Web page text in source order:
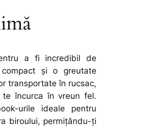
a fi incredibil de
și o greutate
transportate în rucsac,
încurca în vreun fel.
urile ideale pentru
biroului, permițându-ți